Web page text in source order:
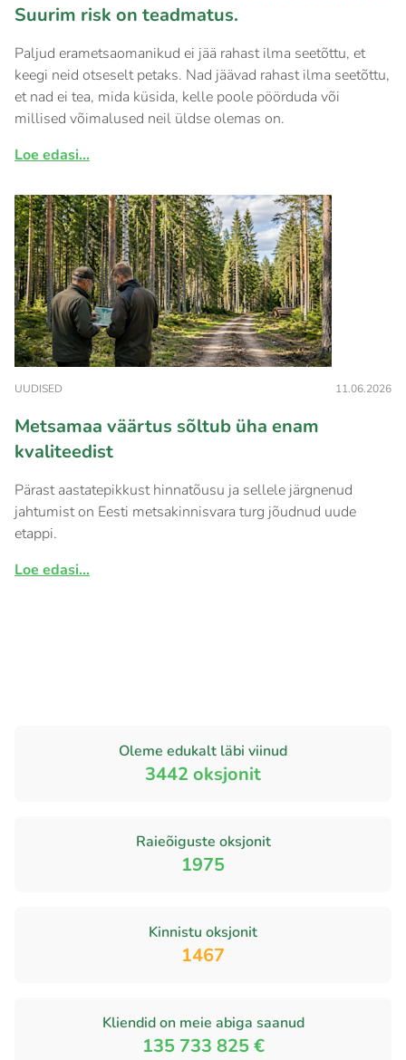
Suurim risk on teadmatus.
Paljud erametsaomanikud ei jää rahast ilma seetõttu, et
keegi neid otseselt petaks. Nad jäävad rahast ilma seetõttu,
et nad ei tea, mida küsida, kelle poole pöörduda või
millised võimalused neil üldse olemas on.
Loe edasi...
UUDISED 11.06.2026
Metsamaa väärtus sõltub üha enam
kvaliteedist
Pärast aastatepikkust hinnatõusu ja sellele järgnenud
jahtumist on Eesti metsakinnisvara turg jõudnud uude
etappi.
Loe edasi...
Oleme edukalt läbi viinud
3442 oksjonit
Raieõiguste oksjonit
1975
Kinnistu oksjonit
1467
Kliendid on meie abiga saanud
135 733 825 €